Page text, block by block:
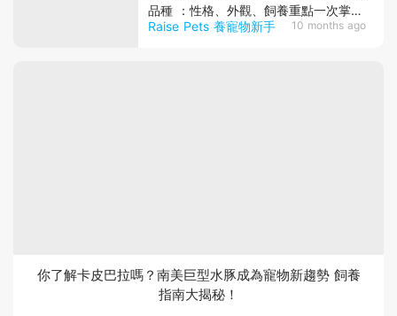
Raise Pets 養寵物新手 10 months ago
品種 ：性格、外觀、飼養重點一次掌
握！
你了解卡皮巴拉嗎？南美巨型水豚成為寵物新趨勢 飼養
指南大揭秘！